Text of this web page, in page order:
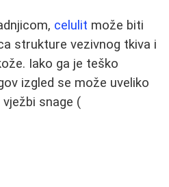
celulit može biti
strukture vezivnog tkiva i
Iako ga je teško
izgled se može uveliko
snage (